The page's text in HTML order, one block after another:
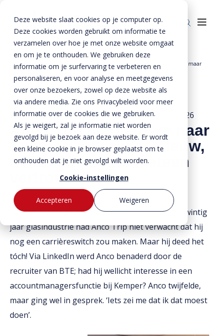
Deze website slaat cookies op je computer op.
Deze cookies worden gebruikt om informatie te
verzamelen over hoe je met onze website omgaat
en om je te onthouden. We gebruiken deze
informatie om je surfervaring te verbeteren en
personaliseren, en voor analyse en meetgegevens
over onze bezoekers, zowel op deze website als
via andere media. Zie ons Privacybeleid voor meer
informatie over de cookies die we gebruiken.
Als je weigert, zal je informatie niet worden
gevolgd bij je bezoek aan deze website. Er wordt
een kleine cookie in je browser geplaatst om te
onthouden dat je niet gevolgd wilt worden.
Cookie-instellingen
Accepteren
Weigeren
Bestekservice
Downloads
Producten
Enkelkerende keerwanden
Dubbelkerende keerwanden
Zwaarbelastbare keerwanden
Zwaluwwanden
Bloktraptreden
Oplossingen
Infra & Openbare ruimte
Sport & Recreatie
Op- en overslag
Waterkeringen
BTE Groep
Onze verhalen
Over ons
Duurzaamheid
MVO
HomeNieuws Anco Trip stapte over naar Kemper: ‘alles was nieuw, maar
het voelde meteen vertrouwd’.
26 november 2021- Bijgewerkt op23 januari 2026
Anco Trip stapte over naar
Kemper: ‘alles was nieuw,
maar het voelde meteen
vertrouwd’.
Na een prachtige carrière in de motorsport en twintig
jaar glasindustrie had Anco Trip niet verwacht dat hij
nog een carrièreswitch zou maken. Maar hij deed het
tóch! Via LinkedIn werd Anco benaderd door de
recruiter van BTE; had hij wellicht interesse in een
accountmanagersfunctie bij Kemper? Anco twijfelde,
maar ging wel in gesprek. ‘Iets zei me dat ik dat moest
doen’.